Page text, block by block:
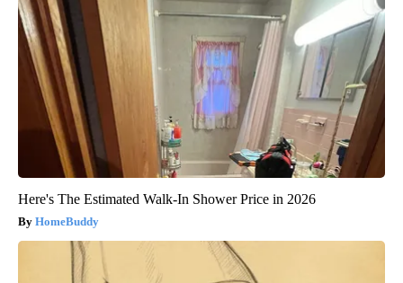
Here's The Estimated Walk-In Shower Price in 2026
HomeBuddy